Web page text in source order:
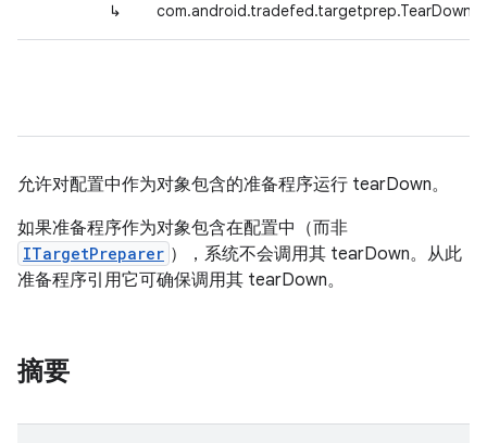
↳
允许对配置中作为对象包含的准备程序运行 tearDown。
如果准备程序作为对象包含在配置中（而非
ITargetPreparer ），系统不会调用其 tearDown。从此
准备程序引用它可确保调用其 tearDown。
摘要